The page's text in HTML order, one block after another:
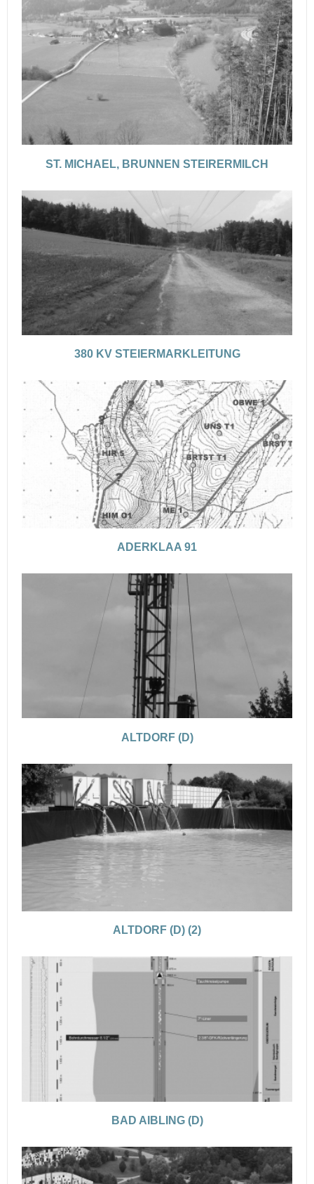
ST. MICHAEL, BRUNNEN STEIRERMILCH
380 KV STEIERMARKLEITUNG
ADERKLAA 91
ALTDORF (D)
ALTDORF (D) (2)
BAD AIBLING (D)